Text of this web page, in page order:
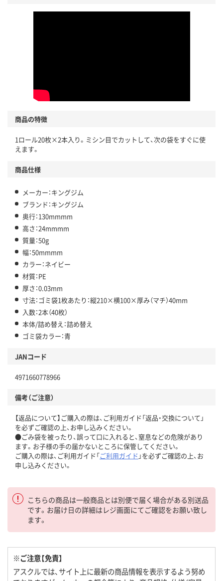
商品の特徴
1ロール20枚×2本入り。ミシン目でカットして、次の袋をすぐに使
えます。
商品仕様
メーカー：キングジム
ブランド：キングジム
奥行：130mmmm
高さ：24mmmm
質量：50g
幅：50mmmm
カラー：ネイビー
材質：PE
厚さ：0.03mm
寸法：ゴミ袋1枚あたり：縦210×横100×厚み（マチ）40mm
入数：2本（40枚）
本体/詰め替え：詰め替え
ゴミ袋カラー：青
JANコード
4971660778966
備考（ご注意）
【返品について】ご購入の際は、ご利用ガイド「返品・交換について」
を必ずご確認の上、お申し込みください。
●ごみ袋を被ったり、誤って口に入れると、窒息などの危険があり
ます。お子様の手の届かないところに保管してください。
ご購入の際は、ご利用ガイド「ご利用ガイド 」を必ずご確認の上、お
申し込みください。
こちらの商品は一般商品とは別便で届く場合がある別送品
です。お届け日の詳細はレジ画面にてご確認をお願い致し
ます。
※ご注意【免責】
アスクルでは、サイト上に最新の商品情報を表示するよう努め